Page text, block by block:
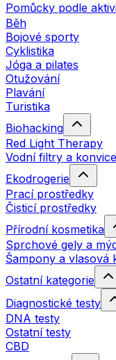
Pomůcky podle
Běh
Bojové sporty
Cyklistika
Jóga a pilates
Otužování
Plavání
Turistika
Biohacking
Red Light Therapy
Vodní filtry a konvice
Ekodrogerie
Prací prostředky
Čisticí prostředky
Přírodní kosmetika
Sprchové gely a
Šampony a vlasová
Ostatní kategorie
Diagnostické testy
DNA testy
Ostatní testy
CBD